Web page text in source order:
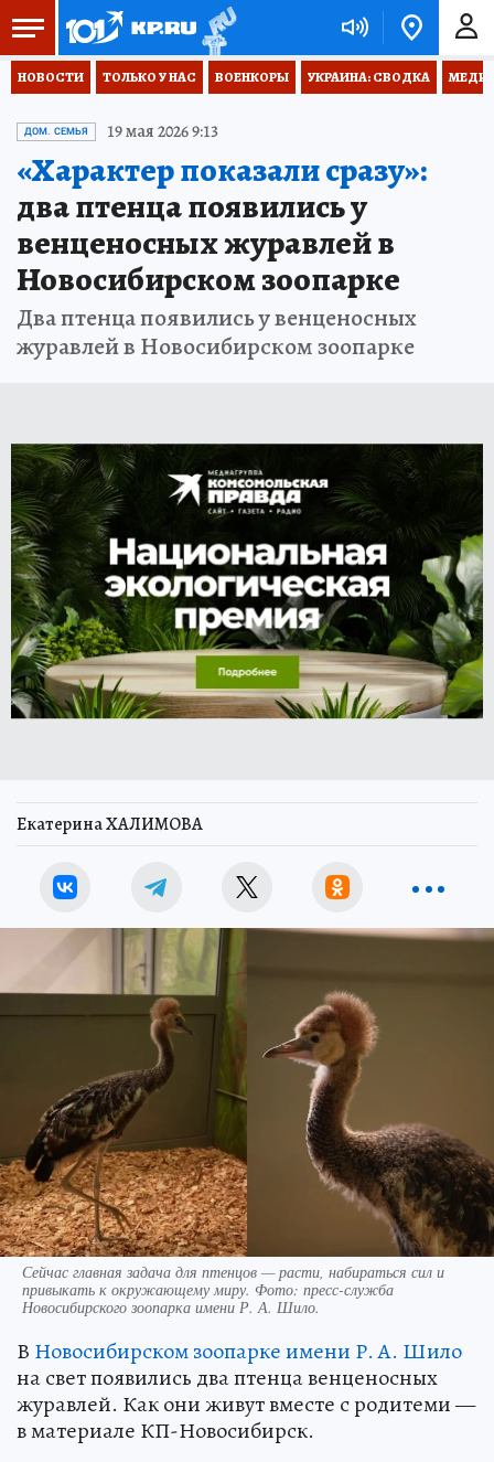
НОВОСТИ ТОЛЬКО У НАС ВОЕНКОРЫ УКРАИНА: СВОДКА
ДОМ. СЕМЬЯ 19 мая 2026 9:13
«Характер показали сразу»:
два птенца появились у
венценосных журавлей в
Новосибирском зоопарке
Два птенца появились у венценосных
журавлей в Новосибирском зоопарке
Екатерина ХАЛИМОВА
Сейчас главная задача для птенцов — расти, набираться сил и
привыкать к окружающему миру. Фото: пресс-служба
Новосибирского зоопарка имени Р. А. Шило.
В Новосибирском зоопарке имени Р. А. Шило
на свет появились два птенца венценосных
журавлей. Как они живут вместе с родитеми —
в материале КП-Новосибирск.